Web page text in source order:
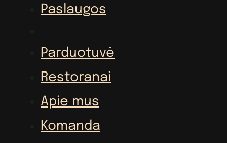
Paslaugos
Parduotuvė
Restoranai
Apie mus
Komanda